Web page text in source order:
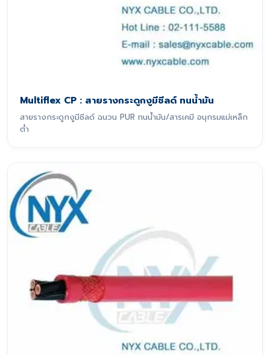
Multiflex CP : สายรางกระดูกงูมีชีลด์ ทนน้ำมัน
สายรางกระดูกงูมีชีลด์ ฉนวน PUR ทนน้ำมัน/สารเคมี อนุกรมแม่เหล็ก
ต่ำ